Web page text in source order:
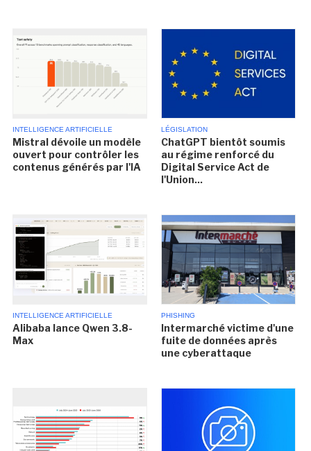
INTELLIGENCE ARTIFICIELLE
Mistral dévoile un modèle
ouvert pour contrôler les
contenus générés par l'IA
LÉGISLATION
ChatGPT bientôt soumis
au régime renforcé du
Digital Service Act de
l'Union...
INTELLIGENCE ARTIFICIELLE
Alibaba lance Qwen 3.8-
Max
PHISHING
Intermarché victime d'une
fuite de données après
une cyberattaque